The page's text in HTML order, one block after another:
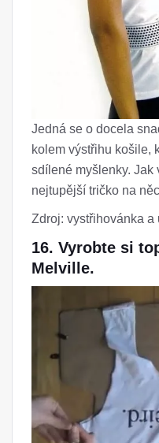
Jedná se o docela
kolem výstřihu košile,
sdílené myšlenky. Jak
nejtupější tričko na
Zdroj: vystřihovánka a
16. Vyrobte si
Melville.